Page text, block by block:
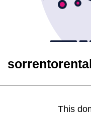
This